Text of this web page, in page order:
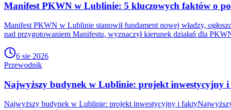
Manifest PKWN w Lublinie: 5 kluczowych faktów o
Manifest PKWN w Lublinie stanowił fundament nowej władzy,
nad przygotowaniem Manifestu, wyznaczył kierunek działań dla
6 sie 2026
Przewodnik
Najwyższy budynek w Lublinie: projekt inwestycyjny
Najwyższy budynek w Lublinie: projekt inwestycyjny i